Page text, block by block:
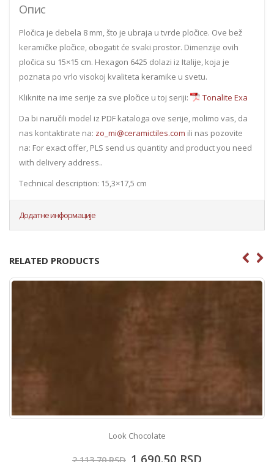
Опис
Pločica je debela 8 mm, što je ubraja u tvrde pločice. Ove bež
keramičke pločice, obogatit će svaki prostor. Dimenzije ovih
pločica su 15×15 cm. Hexagon 6425 dolazi iz Italije, koja je
poznata po vrlo visokoj kvaliteta keramike u svetu.
Kliknite na ime serije za sve pločice u toj seriji:
Tonalite Exa
Da bi naručili model iz PDF kataloga ove serije, molimo vas, da
nas kontaktirate na: zo_mi@ceramictiles.com ili nas pozovite
na: For exact offer, PLS send us quantity and product you need
with delivery address..
Technical description: 15,3×17,5 cm
Додатне информације
RELATED PRODUCTS
Look Chocolate
1,690.50 RSD